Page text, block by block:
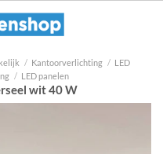
/ Kantoorverlichting / LED
/ LED panelen
wit 40 W